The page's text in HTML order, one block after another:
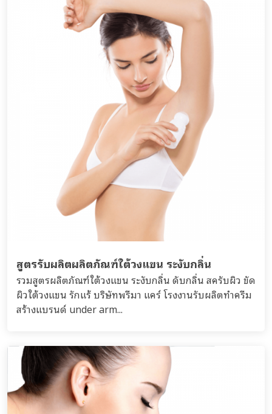
สูตรรับผลิตผลิตภัณฑ์ใต้วงแขน ระงับกลิ่น
รวมสูตรผลิตภัณฑ์ใต้วงแขน ระงับกลิ่น ดับกลิ่น สครับผิว ขัด
ผิวใต้วงแขน รักแร้ บริษัทพรีมา แคร์ โรงงานรับผลิตทำครีม
สร้างแบรนด์ under arm...